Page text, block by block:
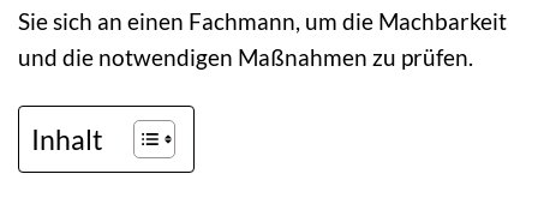
Sie sich an einen Fachmann, um die Machbarkeit
und die notwendigen Maßnahmen zu prüfen.
Inhalt